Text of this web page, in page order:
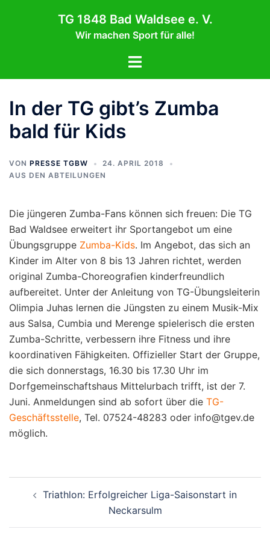
TG 1848 Bad Waldsee e. V.
Wir machen Sport für alle!
Menü
In der TG gibt’s Zumba
bald für Kids
VON PRESSE TGBW
24. APRIL 2018
AUS DEN ABTEILUNGEN
Die jüngeren Zumba-Fans können sich freuen: Die TG
Bad Waldsee erweitert ihr Sportangebot um eine
Übungsgruppe Zumba-Kids. Im Angebot, das sich an
Kinder im Alter von 8 bis 13 Jahren richtet, werden
original Zumba-Choreografien kinderfreundlich
aufbereitet. Unter der Anleitung von TG-Übungsleiterin
Olimpia Juhas lernen die Jüngsten zu einem Musik-Mix
aus Salsa, Cumbia und Merenge spielerisch die ersten
Zumba-Schritte, verbessern ihre Fitness und ihre
koordinativen Fähigkeiten. Offizieller Start der Gruppe,
die sich donnerstags, 16.30 bis 17.30 Uhr im
Dorfgemeinschaftshaus Mittelurbach trifft, ist der 7.
Juni. Anmeldungen sind ab sofort über die TG-
Geschäftsstelle, Tel. 07524-48283 oder info@tgev.de
möglich.
Triathlon: Erfolgreicher Liga-Saisonstart in
Neckarsulm